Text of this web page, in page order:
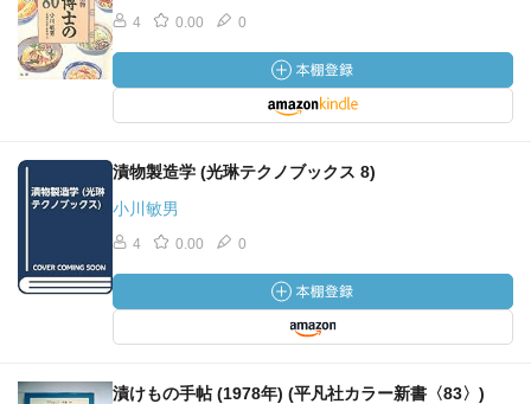
4 0.00 0
漬物製造学 (光琳テクノブックス 8)
小川敏男
4 0.00 0
漬けもの手帖 (1978年) (平凡社カラー新書〈83〉)